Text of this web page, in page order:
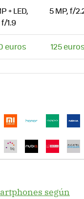
+ LED,
f/1.9
5 MP, f/
euros 125
según